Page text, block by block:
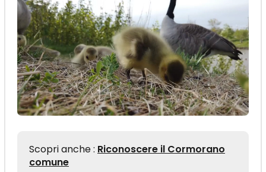
Scopri anche : Riconoscere il Cormorano
comune